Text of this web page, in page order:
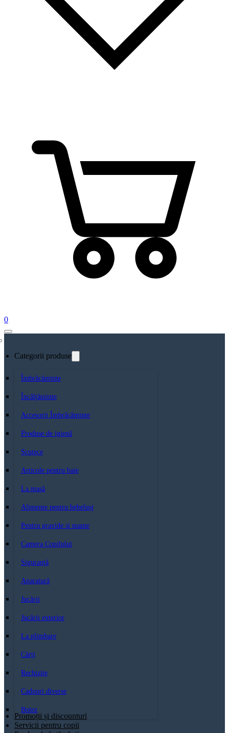
0
Categorii produse
Îmbrăcăminte
Încălțăminte
Accesorii Îmbrăcăminte
Produse de igienă
Scutece
Articole pentru baie
La masă
Alimente pentru bebeluși
Pentru gravide si mame
Camera Copilului
Siguranță
Aparatură
Jucării
Jucării exterior
La plimbare
Cărți
Rechizite
Cadouri diverse
Botez
Promoții și discounturi
Servicii pentru copii